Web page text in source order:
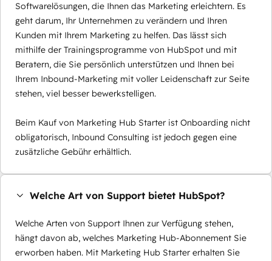
Softwarelösungen, die Ihnen das Marketing erleichtern. Es
geht darum, Ihr Unternehmen zu verändern und Ihren
Kunden mit Ihrem Marketing zu helfen. Das lässt sich
mithilfe der Trainingsprogramme von HubSpot und mit
Beratern, die Sie persönlich unterstützen und Ihnen bei
Ihrem Inbound-Marketing mit voller Leidenschaft zur Seite
stehen, viel besser bewerkstelligen.
Beim Kauf von Marketing Hub Starter ist Onboarding nicht
obligatorisch, Inbound Consulting ist jedoch gegen eine
zusätzliche Gebühr erhältlich.
Welche Art von Support bietet HubSpot?
Welche Arten von Support Ihnen zur Verfügung stehen,
hängt davon ab, welches Marketing Hub-Abonnement Sie
erworben haben. Mit Marketing Hub Starter erhalten Sie